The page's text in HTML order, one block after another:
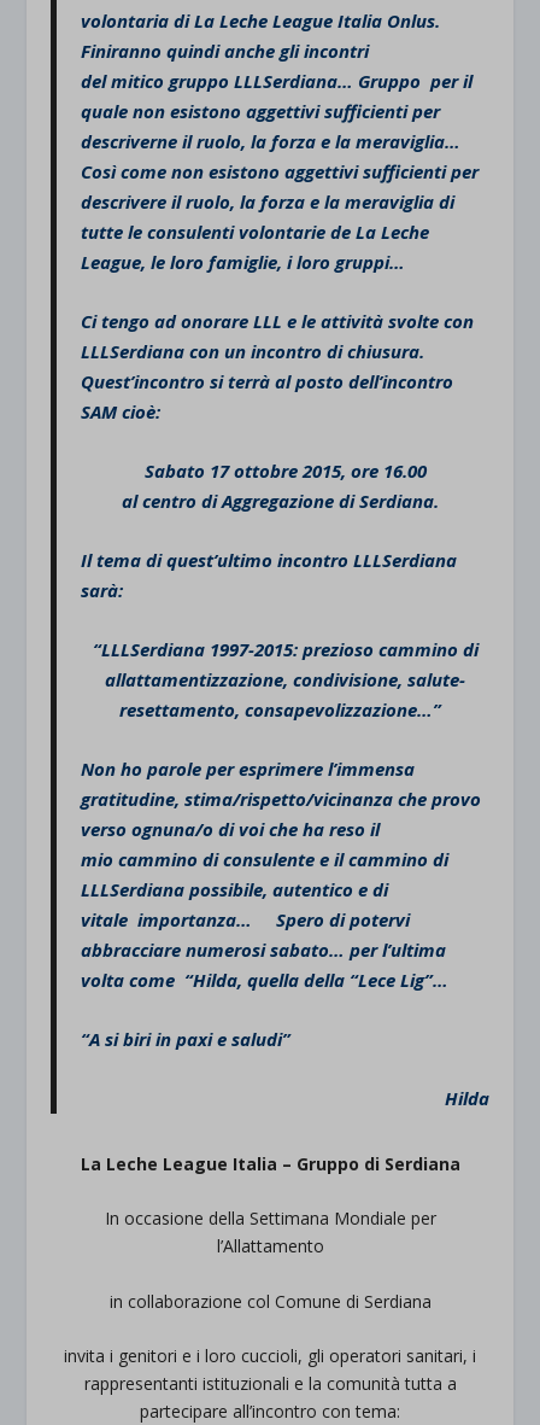
volontaria di La Leche League Italia Onlus.
Finiranno quindi anche gli incontri
del mitico gruppo LLLSerdiana… Gruppo per il
quale non esistono aggettivi sufficienti per
descriverne il ruolo, la forza e la meraviglia…
Così come non esistono aggettivi sufficienti per
descrivere il ruolo, la forza e la meraviglia di
tutte le consulenti volontarie de La Leche
League, le loro famiglie, i loro gruppi…
Ci tengo ad onorare LLL e le attività svolte con
LLLSerdiana con un incontro di chiusura.
Quest’incontro si terrà al posto dell’incontro
SAM cioè:
Sabato 17 ottobre 2015, ore 16.00
al centro di Aggregazione di Serdiana.
Il tema di quest’ultimo incontro LLLSerdiana
sarà:
“LLLSerdiana 1997-2015: prezioso cammino di
allattamentizzazione, condivisione, salute-
resettamento, consapevolizzazione…”
Non ho parole per esprimere l’immensa
gratitudine, stima/rispetto/vicinanza che provo
verso ognuna/o di voi che ha reso il
mio cammino di consulente e il cammino di
LLLSerdiana possibile, autentico e di
vitale importanza… Spero di potervi
abbracciare numerosi sabato… per l’ultima
volta come “Hilda, quella della “Lece Lig”…
“A si biri in paxi e saludi”
Hilda
La Leche League Italia – Gruppo di Serdiana
In occasione della Settimana Mondiale per
l’Allattamento
in collaborazione col Comune di Serdiana
invita i genitori e i loro cuccioli, gli operatori sanitari, i
rappresentanti istituzionali e la comunità tutta a
partecipare all’incontro con tema: